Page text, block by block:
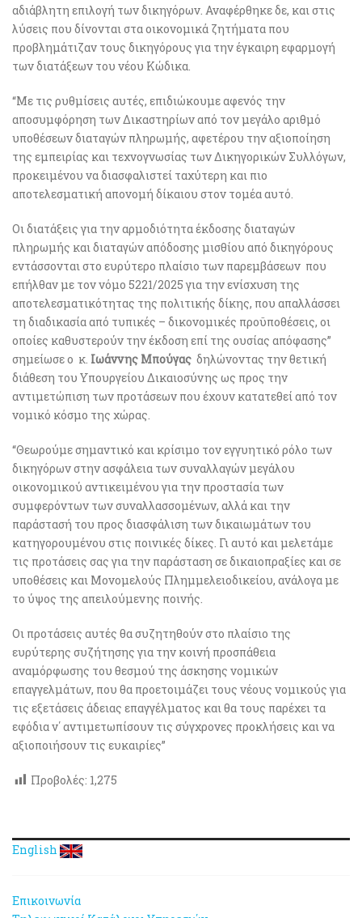
αδιάβλητη επιλογή των δικηγόρων. Αναφέρθηκε δε, και στις
λύσεις που δίνονται στα οικονομικά ζητήματα που
προβλημάτιζαν τους δικηγόρους για την έγκαιρη εφαρμογή
των διατάξεων του νέου Κώδικα.
“Με τις ρυθμίσεις αυτές, επιδιώκουμε αφενός την
αποσυμφόρηση των Δικαστηρίων από τον μεγάλο αριθμό
υποθέσεων διαταγών πληρωμής, αφετέρου την αξιοποίηση
της εμπειρίας και τεχνογνωσίας των Δικηγορικών Συλλόγων,
προκειμένου να διασφαλιστεί ταχύτερη και πιο
αποτελεσματική απονομή δίκαιου στον τομέα αυτό.
Οι διατάξεις για την αρμοδιότητα έκδοσης διαταγών
πληρωμής και διαταγών απόδοσης μισθίου από δικηγόρους
εντάσσονται στο ευρύτερο πλαίσιο των παρεμβάσεων που
επήλθαν με τον νόμο 5221/2025 για την ενίσχυση της
αποτελεσματικότητας της πολιτικής δίκης, που απαλλάσσει
τη διαδικασία από τυπικές – δικονομικές προϋποθέσεις, οι
οποίες καθυστερούν την έκδοση επί της ουσίας απόφασης”
σημείωσε ο κ. Ιωάννης Μπούγας δηλώνοντας την θετική
διάθεση του Υπουργείου Δικαιοσύνης ως προς την
αντιμετώπιση των προτάσεων που έχουν κατατεθεί από τον
νομικό κόσμο της χώρας.
“Θεωρούμε σημαντικό και κρίσιμο τον εγγυητικό ρόλο των
δικηγόρων στην ασφάλεια των συναλλαγών μεγάλου
οικονομικού αντικειμένου για την προστασία των
συμφερόντων των συναλλασσομένων, αλλά και την
παράστασή του προς διασφάλιση των δικαιωμάτων του
κατηγορουμένου στις ποινικές δίκες. Γι αυτό και μελετάμε
τις προτάσεις σας για την παράσταση σε δικαιοπραξίες και σε
υποθέσεις και Μονομελούς Πλημμελειοδικείου, ανάλογα με
το ύψος της απειλούμενης ποινής.
Οι προτάσεις αυτές θα συζητηθούν στο πλαίσιο της
ευρύτερης συζήτησης για την κοινή προσπάθεια
αναμόρφωσης του θεσμού της άσκησης νομικών
επαγγελμάτων, που θα προετοιμάζει τους νέους νομικούς για
τις εξετάσεις άδειας επαγγέλματος και θα τους παρέχει τα
εφόδια ν΄ αντιμετωπίσουν τις σύγχρονες προκλήσεις και να
αξιοποιήσουν τις ευκαιρίες”
Προβολές: 1,275
English
Επικοινωνία